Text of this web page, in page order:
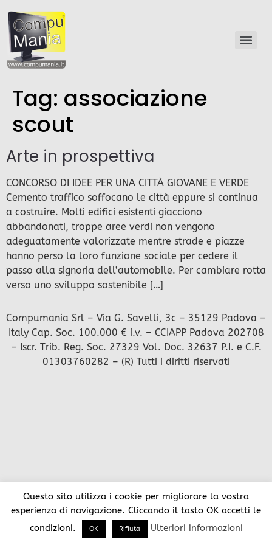
Tag: associazione
scout
Arte in prospettiva
CONCORSO DI IDEE PER UNA CITTÀ GIOVANE E VERDE
Cemento traffico soffocano le città eppure si continua
a costruire. Molti edifici esistenti giacciono
abbandonati, troppe aree verdi non vengono
adeguatamente valorizzate mentre strade e piazze
hanno perso la loro funzione sociale per cedere il
passo alla signoria dell’automobile. Per cambiare rotta
verso uno sviluppo sostenibile […]
Compumania Srl – Via G. Savelli, 3c – 35129 Padova –
Italy Cap. Soc. 100.000 € i.v. – CCIAPP Padova 202708
– Iscr. Trib. Reg. Soc. 27329 Vol. Doc. 32637 P.I. e C.F.
01303760282 – (R) Tutti i diritti riservati
Questo sito utilizza i cookie per migliorare la vostra
esperienza di navigazione. Cliccando il tasto OK accetti le
condizioni.
OK Rifiuta Ulteriori informazioni